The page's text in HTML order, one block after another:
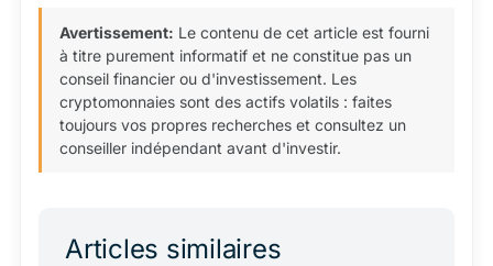
Avertissement: Le contenu de cet article est fourni
à titre purement informatif et ne constitue pas un
conseil financier ou d'investissement. Les
cryptomonnaies sont des actifs volatils : faites
toujours vos propres recherches et consultez un
conseiller indépendant avant d'investir.
Articles similaires